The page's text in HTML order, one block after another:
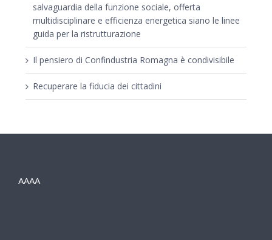
salvaguardia della funzione sociale, offerta
multidisciplinare e efficienza energetica siano le linee
guida per la ristrutturazione
Il pensiero di Confindustria Romagna è condivisibile
Recuperare la fiducia dei cittadini
AAAA